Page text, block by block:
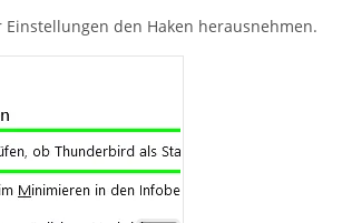
Einstellungen den Haken herausnehmen.